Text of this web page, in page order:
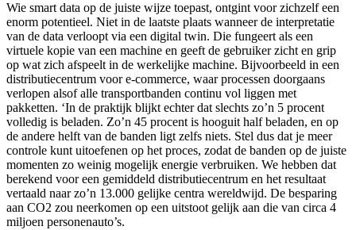
Wie smart data op de juiste wijze toepast, ontgint voor zichzelf een
enorm potentieel. Niet in de laatste plaats wanneer de interpretatie
van de data verloopt via een digital twin. Die fungeert als een
virtuele kopie van een machine en geeft de gebruiker zicht en grip
op wat zich afspeelt in de werkelijke machine. Bijvoorbeeld in een
distributiecentrum voor e-commerce, waar processen doorgaans
verlopen alsof alle transportbanden continu vol liggen met
pakketten. ‘In de praktijk blijkt echter dat slechts zo’n 5 procent
volledig is beladen. Zo’n 45 procent is hooguit half beladen, en op
de andere helft van de banden ligt zelfs niets. Stel dus dat je meer
controle kunt uitoefenen op het proces, zodat de banden op de juiste
momenten zo weinig mogelijk energie verbruiken. We hebben dat
berekend voor een gemiddeld distributiecentrum en het resultaat
vertaald naar zo’n 13.000 gelijke centra wereldwijd. De besparing
aan CO2 zou neerkomen op een uitstoot gelijk aan die van circa 4
miljoen personenauto’s.